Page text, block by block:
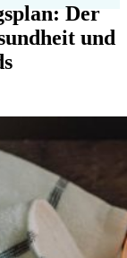
Der
und